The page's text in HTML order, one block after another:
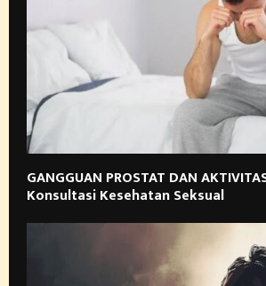
GANGGUAN PROSTAT DAN
Konsultasi Kesehatan Seksual